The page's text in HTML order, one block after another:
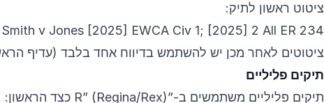
ציטוט ראשון לתיק:
Smith v Jones [2025] EWCA Civ 1; [2025] 2 All ER 234
ציטוטים לאחר מכן יש להשתמש בדיווח אחד בלבד (עדיף
תיקים פליליים
תיקים פליליים משתמשים ב-”R” (Regina/Rex) כצד הראשון: